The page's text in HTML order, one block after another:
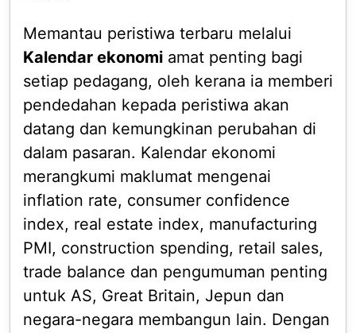
Memantau peristiwa terbaru melalui
Kalendar ekonomi amat penting bagi
setiap pedagang, oleh kerana ia memberi
pendedahan kepada peristiwa akan
datang dan kemungkinan perubahan di
dalam pasaran. Kalendar ekonomi
merangkumi maklumat mengenai
inflation rate, consumer confidence
index, real estate index, manufacturing
PMI, construction spending, retail sales,
trade balance dan pengumuman penting
untuk AS, Great Britain, Jepun dan
negara-negara membangun lain. Dengan